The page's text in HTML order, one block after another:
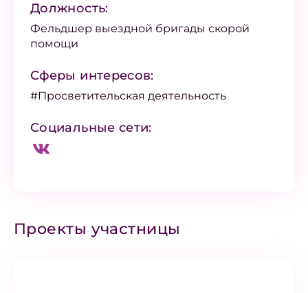
Должность:
Фельдшер выездной бригады скорой
помощи
Сферы интересов:
#Просветительская деятельность
Социальные сети:
Проекты участницы